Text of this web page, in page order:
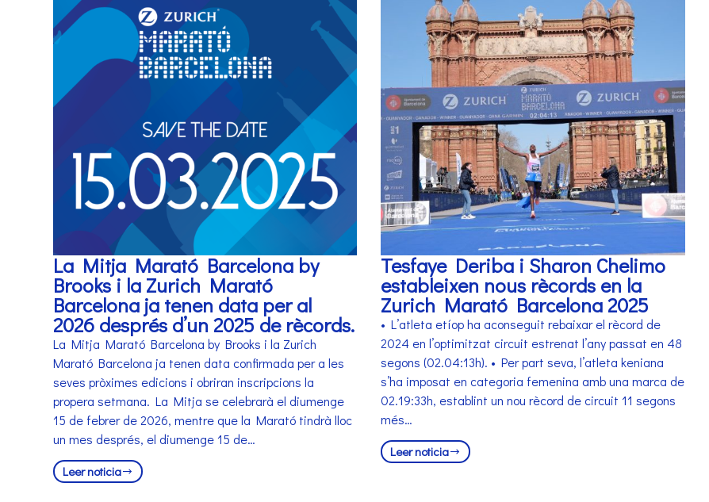
La Mitja Marató Barcelona by
Brooks i la Zurich Marató
Barcelona ja tenen data per al
2026 després d’un 2025 de rècords.
La Mitja Marató Barcelona by Brooks i la Zurich
Marató Barcelona ja tenen data confirmada per a les
seves pròximes edicions i obriran inscripcions la
propera setmana. La Mitja se celebrarà el diumenge
15 de febrer de 2026, mentre que la Marató tindrà lloc
un mes després, el diumenge 15 de…
Leer noticia
Tesfaye Deriba i Sharon Chelimo
estableixen nous rècords en la
Zurich Marató Barcelona 2025
• L’atleta etíop ha aconseguit rebaixar el rècord de
2024 en l’optimitzat circuit estrenat l’any passat en 48
segons (02.04:13h). • Per part seva, l’atleta keniana
s’ha imposat en categoria femenina amb una marca de
02.19:33h, establint un nou rècord de circuit 11 segons
més…
Leer noticia